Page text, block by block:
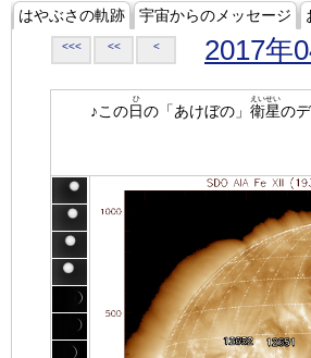
はやぶさの軌跡 宇宙からのメッセージ
<<< << < 2017年
♪この日
ひ
の「あけぼの」 衛星
えいせい
の